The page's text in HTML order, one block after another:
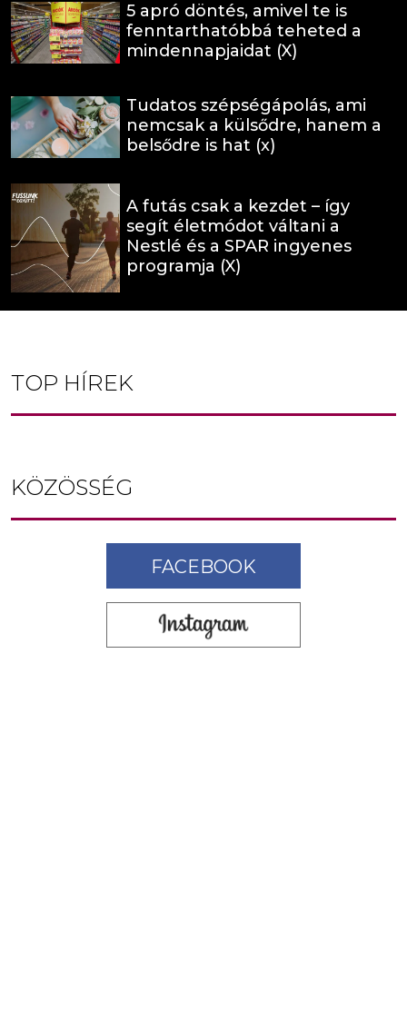
5 apró döntés, amivel te is
fenntarthatóbbá teheted a
mindennapjaidat (X)
Tudatos szépségápolás, ami
nemcsak a külsődre, hanem a
belsődre is hat (x)
A futás csak a kezdet – így
segít életmódot váltani a
Nestlé és a SPAR ingyenes
programja (X)
TOP HÍREK
KÖZÖSSÉG
FACEBOOK